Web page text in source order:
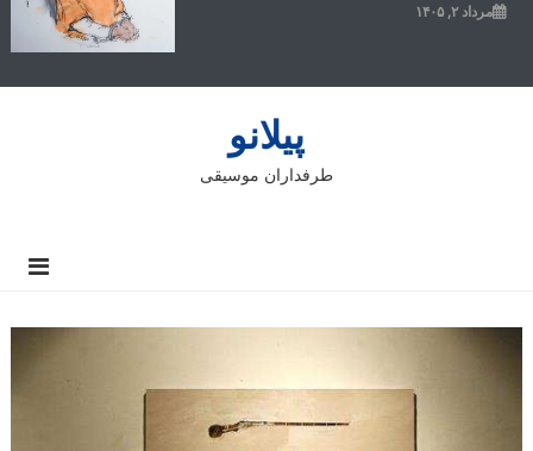
مرداد ۲, ۱۴۰۵
پیلانو
طرفداران موسیقی